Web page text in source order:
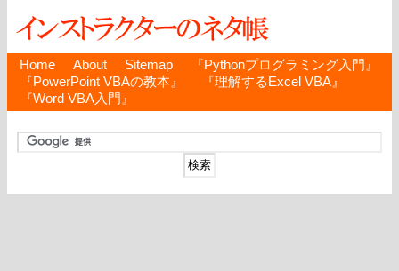
Home About Sitemap
『Pythonプログラミング入門』
『PowerPoint VBAの教本』
『理解するExcel VBA』
『Word VBA入門』